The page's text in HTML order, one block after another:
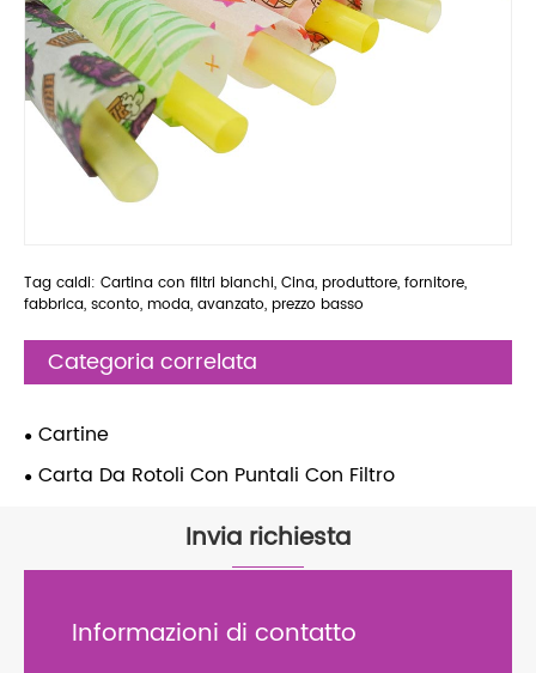
Tag caldi: Cartina con filtri bianchi, Cina, produttore, fornitore,
fabbrica, sconto, moda, avanzato, prezzo basso
Categoria correlata
Cartine
Carta Da Rotoli Con Puntali Con Filtro
Invia richiesta
Informazioni di contatto